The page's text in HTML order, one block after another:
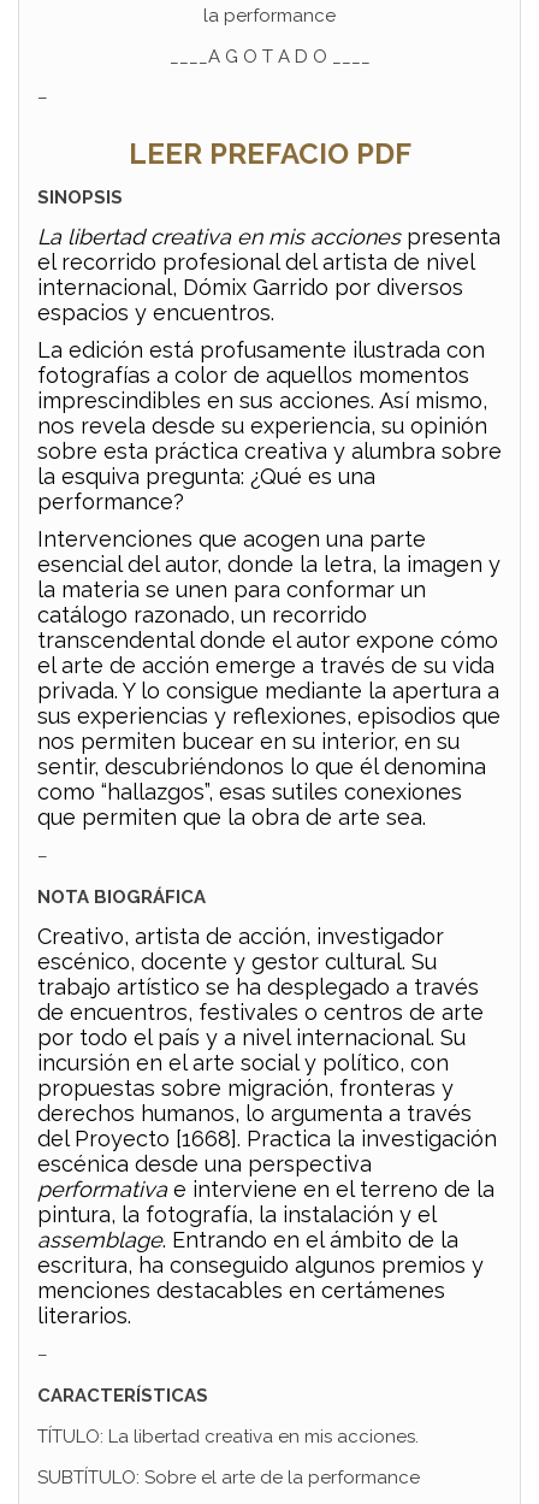
la performance
____A G O T A D O ____
–
LEER PREFACIO PDF
SINOPSIS
La libertad creativa en mis accionespresenta
el recorrido profesional del artista de nivel
internacional, Dómix Garrido por diversos
espacios y encuentros.
La edición está profusamente ilustrada con
fotografías a color de aquellos momentos
imprescindibles en sus acciones. Así mismo,
nos revela desde su experiencia, su opinión
sobre esta práctica creativa y alumbra sobre
la esquiva pregunta: ¿Qué es una
performance?
Intervenciones que acogen una parte
esencial del autor, donde la letra, la imagen y
la materia se unen para conformar un
catálogo razonado, un recorrido
transcendental donde el autor expone cómo
el arte de acción emerge a través de su vida
privada. Y lo consigue mediante la apertura a
sus experiencias y reflexiones, episodios que
nos permiten bucear en su interior, en su
sentir, descubriéndonos lo que él denomina
como “hallazgos”, esas sutiles conexiones
que permiten que la obra de arte sea.
–
NOTA BIOGRÁFICA
Creativo, artista de acción, investigador
escénico, docente y gestor cultural. Su
trabajo artístico se ha desplegado a través
de encuentros, festivales o centros de arte
por todo el país y a nivel internacional. Su
incursión en el arte social y político, con
propuestas sobre migración, fronteras y
derechos humanos, lo argumenta a través
del Proyecto [1668]. Practica la investigación
escénica desde una perspectiva
performativa e interviene en el terreno de la
pintura, la fotografía, la instalación y el
assemblage. Entrando en el ámbito de la
escritura, ha conseguido algunos premios y
menciones destacables en certámenes
literarios.
–
CARACTERÍSTICAS
TÍTULO: La libertad creativa en mis acciones.
SUBTÍTULO: Sobre el arte de la performance